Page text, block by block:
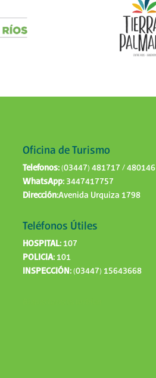
Oficina de Turismo
Telefonos:(03447) 481717 / 480146
WhatsApp:3447417757
Dirección:Avenida Urquiza 1798
Teléfonos Útiles
HOSPITAL:107
POLICIA:101
INSPECCIÓN:(03447) 15643668